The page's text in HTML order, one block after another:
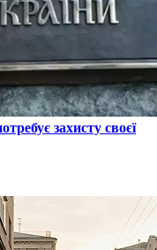
захисту своєї